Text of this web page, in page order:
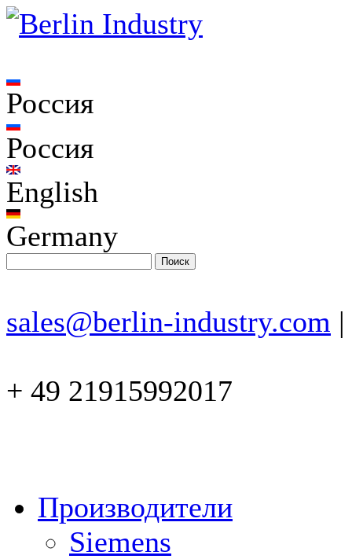
Россия
Россия
English
Germany
sales@berlin-industry.com |
+ 49 21915992017
Производители
Siemens